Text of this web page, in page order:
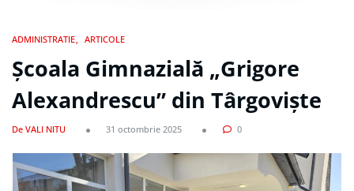
ADMINISTRATIE ARTICOLE
Școala Gimnazială „Grigore
Alexandrescu” din Târgoviște
De VALI NITU 31 octombrie 2025 0